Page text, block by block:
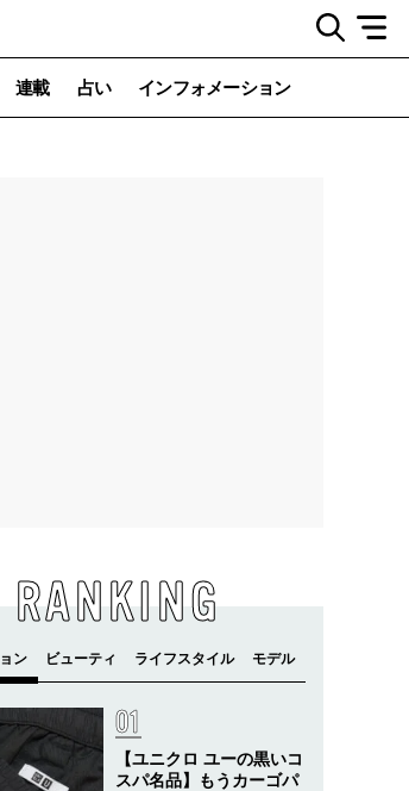
連載 占い インフォメーション
RANKING
【ユニクロ ユーの黒いコ
スパ名品】もうカーゴパ